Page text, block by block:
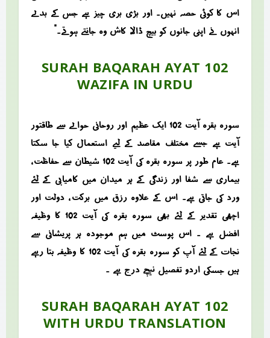
اس کا کوئی حصہ نہیں۔ اور بڑی بری چیز ہے جس کے بدلے
انہوں نے اپنی جانوں کو بیچ ڈالا، کاش وہ جانتے ہوتے۔”
SURAH BAQARAH AYAT 102
WAZIFA IN URDU
سورہ بقرہ آیت 102 ایک عظیم اور روحانی حوالے سے طاقتور
آیت ہے جسے مختلف مقاصد کے لیے استعمال کیا جا سکتا
ہے۔ عام طور پر سورہ بقرہ کی آیت 102 شیطان سے حفاظت ،
بیماری سے شفا اور زندگی کے ہر میدان میں کامیابی کے لئے
ورد کی جاتی ہے۔ اس کے علاوہ رزق میں برکت ، دولت اور
اچھی تقدیر کے لئے بھی سورہ بقرہ کی آیت 102 کا وظیفہ
افضل ہے ۔ اس پوسٹ میں ہم موجودہ ہر پریشانی سے
نجات کے لئے آپ کو سورہ بقرہ کی آیت 102 کا وظیفہ بتا رہے
ہیں جسکی اردو تفصیل نیچے درج ہے ۔
SURAH BAQARAH AYAT 102
WITH URDU TRANSLATION